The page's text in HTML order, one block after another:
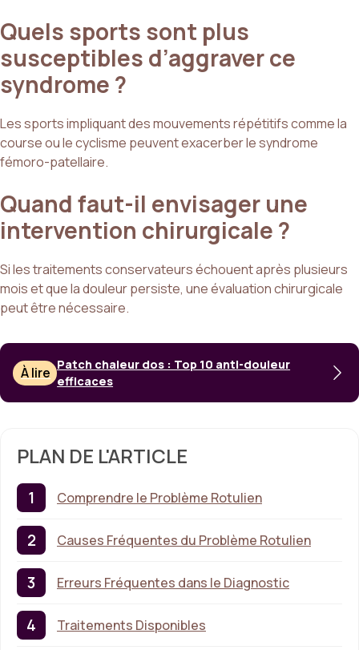
Quels sports sont plus
susceptibles d’aggraver ce
syndrome ?
Les sports impliquant des mouvements répétitifs comme la
course ou le cyclisme peuvent exacerber le syndrome
fémoro-patellaire.
Quand faut-il envisager une
intervention chirurgicale ?
Si les traitements conservateurs échouent après plusieurs
mois et que la douleur persiste, une évaluation chirurgicale
peut être nécessaire.
À lire Patch chaleur dos : Top 10 anti-douleur
efficaces
PLAN DE L'ARTICLE
Comprendre le Problème Rotulien
Causes Fréquentes du Problème Rotulien
Erreurs Fréquentes dans le Diagnostic
Traitements Disponibles